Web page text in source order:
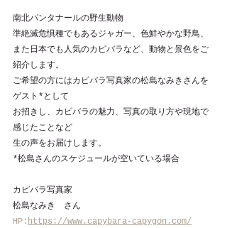
南北パンタナールの野生動物
準絶滅危惧種でもあるジャガー、色鮮やかな野鳥、
また日本でも人気のカピバラなど、動物と景色をご
紹介します。
ご希望の方にはカピバラ写真家の松島なみきさんを
ゲスト*として
お招きし、カピバラの魅力、写真の取り方や現地で
感じたことなど
生の声をお届けします。
*松島さんのスケジュールが空いている場合
カピバラ写真家
松島なみき　さん
HP: https://www.capybara-capygon.com/